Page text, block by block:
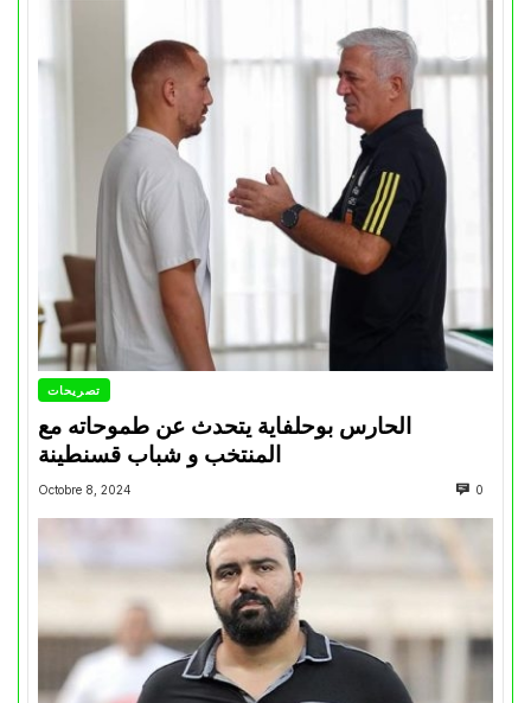
تصريحات
الحارس بوحلفاية يتحدث عن طموحاته مع
المنتخب و شباب قسنطينة
Octobre 8, 2024 0